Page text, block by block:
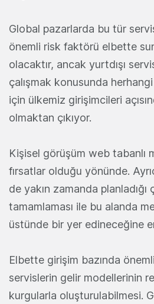
Global pazarlarda bu tür
önemli risk faktörü elbette
olacaktır, ancak yurtdışı
çalışmak konusunda
için ülkemiz girişimcileri
olmaktan çıkıyor.
Kişisel görüşüm web tabanlı
fırsatlar olduğu yönünde.
de yakın zamanda planladığı
tamamlaması ile bu alanda
üstünde bir yer edineceğine
Elbette girişim bazında
servislerin gelir modellerinin
kurgularla oluşturulabilmesi.